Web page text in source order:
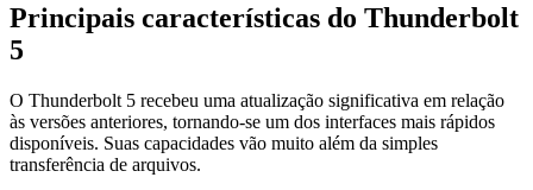
Principais características do Thunderbolt
5
O Thunderbolt 5 recebeu uma atualização significativa em relação
às versões anteriores, tornando-se um dos interfaces mais rápidos
disponíveis. Suas capacidades vão muito além da simples
transferência de arquivos.